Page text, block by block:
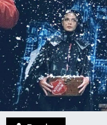
Gizlilik
İletişim